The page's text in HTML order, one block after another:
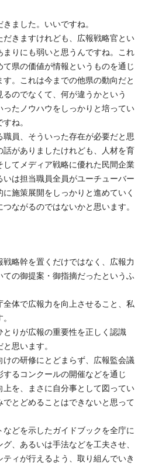
ました。いいですね。
きますけれども、広報戦略官とい
りにも弱いと思うんですね。これ
県の価値が情報というものを通じ
。これは今までの他県の動向だと
のでなくて、何が違うかという
たノウハウをしっかりと培ってい
ね。
員、そういった存在が必要だと思
がありましたけれども、人材を育
てメディア戦略に優れた民間企業
は担当職員全員がユーチューバー
施策展開をしっかりと進めていく
ながるのではないかと思います。
略幹を置くだけではなく、広報力
の御提案・御指摘だったというふ
体で広報力を向上させること、私
りが広報の重要性を正しく認識
思います。
の研修にとどまらず、広報監会議
るコンクールの開催などを通じ
を、まさに自分事として図ってい
でとどめることはできないと思って
どを示したガイドブックを全庁に
、あるいは手法などを工夫させ、
ィが行えるよう、取り組んでいき